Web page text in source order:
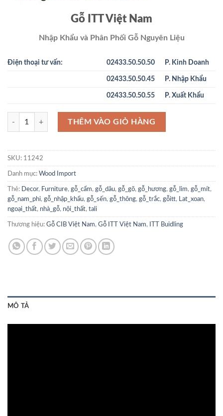
Gỗ ITT Việt Nam
Nhập Khẩu và Phân Phối Gỗ Nguyên Liệu
Điện thoại tư vấn: 02433.50.50.50 P. Kinh Doanh
02433.50.50.45 P. Nhập Khẩu
02433.50.50.55 P. Xuất Khẩu
Gỗ Xoan Đào Sapele - Hộp/ Congo số lượng
THÊM VÀO GIỎ HÀNG
SKU: 11242
Danh mục: Wood Import
Thẻ: Decor, Furniture, gỗ_cẩm, gỗ_dâu, gỗ_gõ, gỗ_hương, gỗ_lim, gỗ_mít,
gỗ_nam_phi, gỗ_nhập_khẩu, gỗ_sến, gỗ_thông, gỗ_trắc, gỗitt, Lat_xoan,
ngoại_thất, nhà_gỗ, nội_thất, tali
Thương hiệu: Gỗ CIB Việt Nam, Gỗ ITT Việt Nam, ITT Buidling
MÔ TẢ